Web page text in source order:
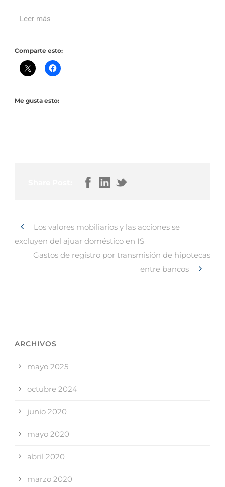
Leer más
Comparte esto:
Me gusta esto:
Los valores mobiliarios y las acciones se
excluyen del ajuar doméstico en IS
Gastos de registro por transmisión de hipotecas
entre bancos
ARCHIVOS
mayo 2025
octubre 2024
junio 2020
mayo 2020
abril 2020
marzo 2020